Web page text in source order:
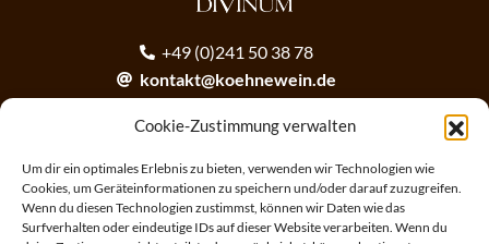
Cookie-Zustimmung verwalten
Um dir ein optimales Erlebnis zu bieten, verwenden wir Technologien wie
Cookies, um Geräteinformationen zu speichern und/oder darauf zuzugreifen.
Wenn du diesen Technologien zustimmst, können wir Daten wie das
Surfverhalten oder eindeutige IDs auf dieser Website verarbeiten. Wenn du
+49 (0)241 50 38 78
kontakt@koehnewein.de
Anmeldung zum Newsletter
ANMELDEN